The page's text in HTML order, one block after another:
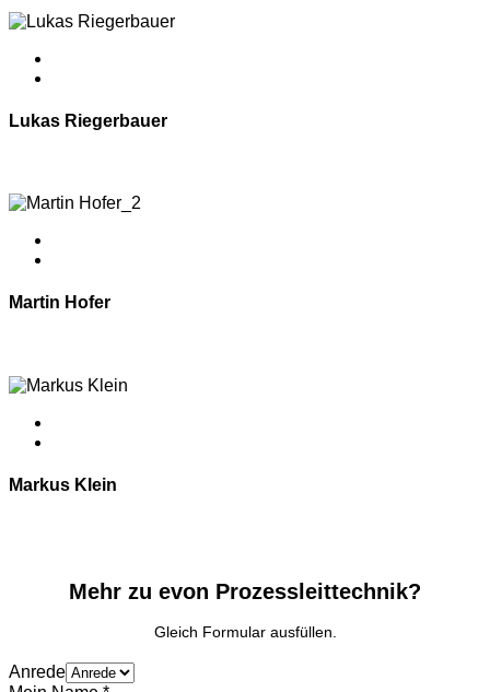
Lukas Riegerbauer
Martin Hofer
Markus Klein
Mehr zu evon Prozessleittechnik?
Gleich Formular ausfüllen.
Anrede